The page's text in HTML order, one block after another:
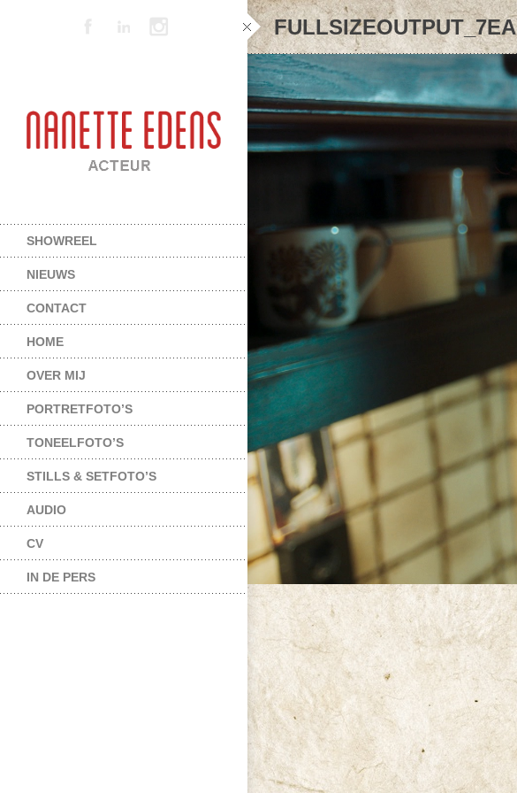
SHOWREEL
NIEUWS
CONTACT
HOME
OVER MIJ
PORTRETFOTO’S
TONEELFOTO’S
STILLS & SETFOTO’S
AUDIO
CV
IN DE PERS
FULLSIZEOUTPUT_7EA